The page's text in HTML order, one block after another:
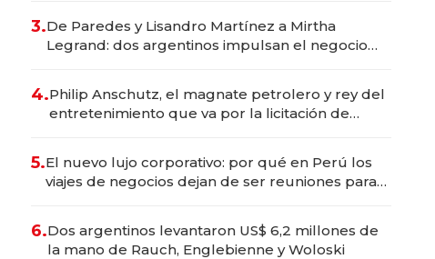
3.De Paredes y Lisandro Martínez a Mirtha
Legrand: dos argentinos impulsan el negocio
4.Philip Anschutz, el magnate petrolero y rey del
entretenimiento que va por la licitación de
5.El nuevo lujo corporativo: por qué en Perú los
viajes de negocios dejan de ser reuniones para
6.Dos argentinos levantaron US$ 6,2 millones de
la mano de Rauch, Englebienne y Woloski